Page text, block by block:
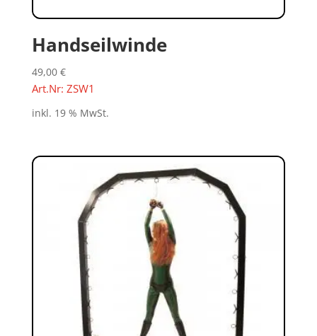
Handseilwinde
49,00 €
Art.Nr: ZSW1
inkl. 19 % MwSt.